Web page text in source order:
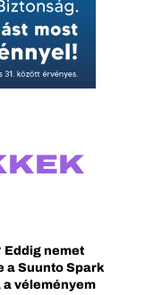
Eddig nemet
a Suunto Spark
véleményem